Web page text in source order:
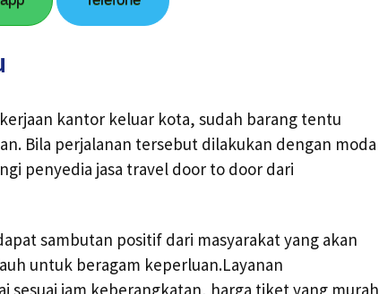
kantor keluar kota, sudah barang tentu
Bila perjalanan tersebut dilakukan dengan moda
penyedia jasa travel door to door dari
sambutan positif dari masyarakat yang akan
untuk beragam keperluan.Layanan
sesuai jam keberangkatan, harga tiket yang murah